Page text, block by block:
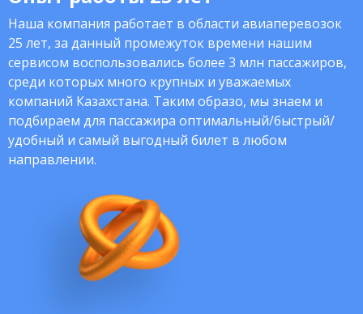
Наша компания работает в области авиаперевозок
25 лет, за данный промежуток времени нашим
сервисом воспользовались более 3 млн пассажиров,
среди которых много крупных и уважаемых
компаний Казахстана. Таким образо, мы знаем и
подбираем для пассажира оптимальный/быстрый/
удобный и самый выгодный билет в любом
направлении.